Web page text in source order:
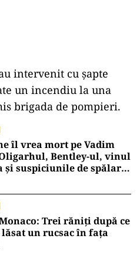
intervenit cu şapte
un incendiu la una
brigada de pompieri.
îl vrea mort pe Vadim
Bentley-ul, vinul
și suspiciunile de spălare
Trei răniți după ce
un rucsac în fața